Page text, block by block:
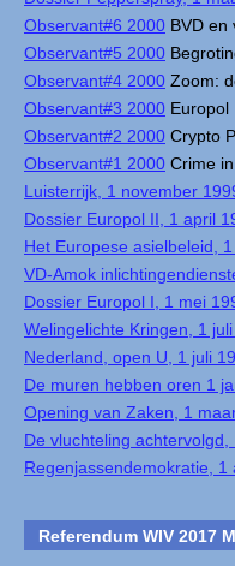
Observant#6 2000 BVD en
Observant#5 2000
Observant#4 2000 Zoom:
Observant#3 2000 Europol
Observant#2 2000 Crypto
Observant#1 2000 Crime
Luisterrijk, 1 november
Dossier Europol II, 1 april
Het Europese asielbeleid,
VD-Amok
Dossier Europol I, 1 mei
Welingelichte Kringen, 1
Nederland, open U, 1 juli
De muren hebben oren 1
Opening van Zaken, 1
De vluchteling achtervolgd,
Regenjassendemokratie, 1
Referendum WIV 2017